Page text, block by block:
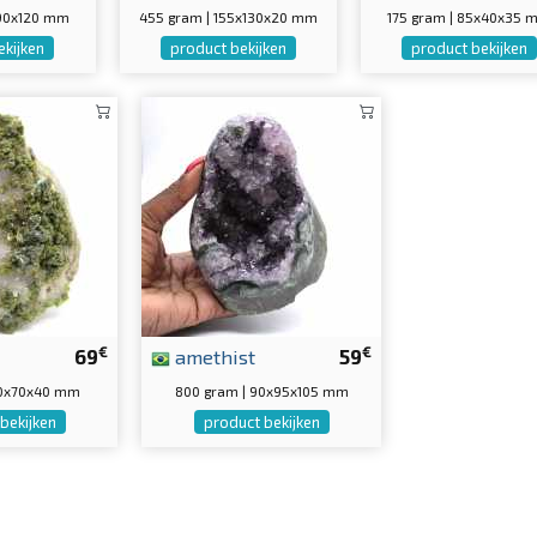
mm 455 gram | 155x130x20 mm
product bekijken
175 gram | 85x40x35
product bekijken
69€
mm
59€
amethist
800 gram | 90x95x105 mm
product bekijken